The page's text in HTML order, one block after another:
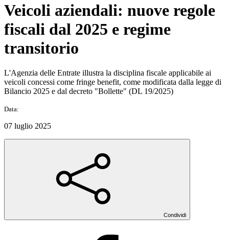
Veicoli aziendali: nuove regole
fiscali dal 2025 e regime
transitorio
L'Agenzia delle Entrate illustra la disciplina fiscale applicabile ai
veicoli concessi come fringe benefit, come modificata dalla legge di
Bilancio 2025 e dal decreto "Bollette" (DL 19/2025)
Data:
07 luglio 2025
Condividi